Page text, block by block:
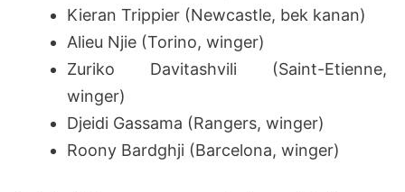
Kieran Trippier (Newcastle, bek kanan)
Alieu Njie (Torino, winger)
Zuriko Davitashvili (Saint-Etienne,
winger)
Djeidi Gassama (Rangers, winger)
Roony Bardghji (Barcelona, winger)